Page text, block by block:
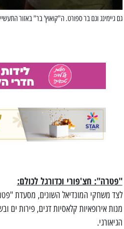
גם גיימינג וגם בר ספורט. ה"קואוץ' בר" באזור
"פטרה": חצ'פורי וכדורגל לכולם:
לצד משחקי המונדיאל השונים, מסעדת
מנות אירופאיות קלאסיות דגים, פירות ים
הגיאורגי.